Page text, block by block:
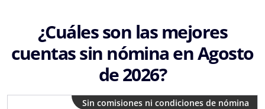
¿Cuáles son las mejores
cuentas sin nómina en Agosto
de 2026?
Sin comisiones ni condiciones de nómina